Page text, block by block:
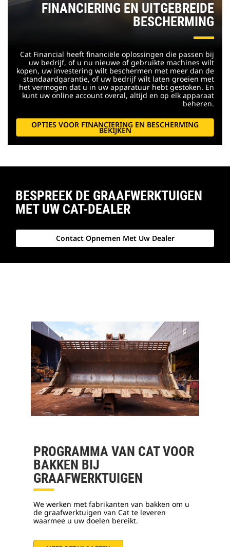
FINANCIERING EN UITGEBREIDE
BESCHERMING
Cat Financial heeft financiële oplossingen die passen bij
uw bedrijf, of u nu nieuwe of gebruikte machines wilt
kopen, uw investering wilt beschermen met meer dan de
standaardgarantie, of uw bedrijf wilt laten groeien met
het vermogen dat u in uw apparatuur hebt gestoken. En
kunt uw online account overal, altijd en op elk apparaat
beheren.
OPTIES VOOR FINANCIERING EN BESCHERMING
BEKIJKEN
BESPREEK DE GRAAFWERKTUIGEN
MET UW CAT-DEALER
Contact Opnemen Met Uw Dealer
PROGRAMMA VAN CAT VOOR
BAKKEN BIJ
GRAAFWERKTUIGEN
We werken met fabrikanten van bakken om u
de graafwerktuigen van Cat te leveren
waarmee u uw doelen bereikt.